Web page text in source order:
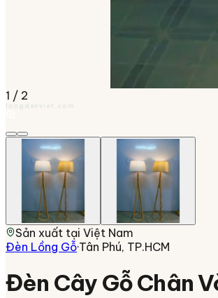
1 / 2
longdenviet.com
Sản xuất tại Việt Nam
Đèn Lồng Gỗ·Tân Phú, TP.HCM
Đèn Cây Gỗ Chân